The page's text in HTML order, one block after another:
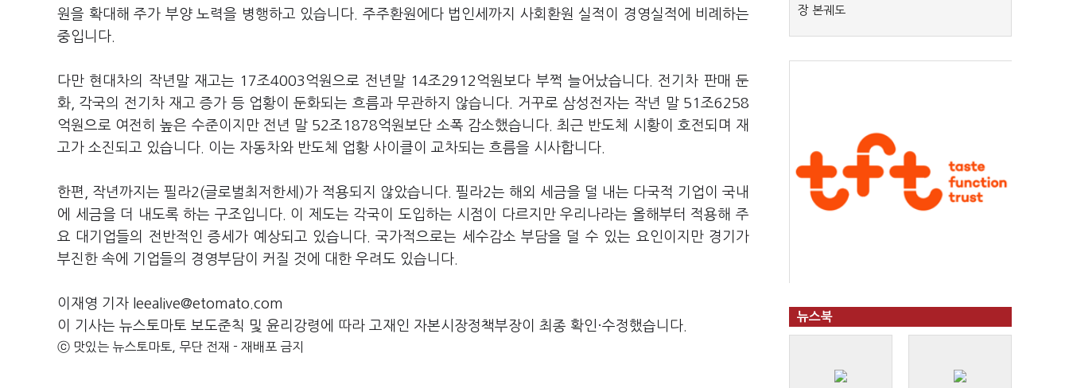
원을 확대해 주가 부양 노력을 병행하고 있습니다. 주주환원에다 법인세까지 사회환원 실적이 경영실적에 비례하는
중입니다.
다만 현대차의 작년말 재고는 17조4003억원으로 전년말 14조2912억원보다 부쩍 늘어났습니다. 전기차 판매 둔
화, 각국의 전기차 재고 증가 등 업황이 둔화되는 흐름과 무관하지 않습니다. 거꾸로 삼성전자는 작년 말 51조6258
억원으로 여전히 높은 수준이지만 전년 말 52조1878억원보단 소폭 감소했습니다. 최근 반도체 시황이 호전되며 재
고가 소진되고 있습니다. 이는 자동차와 반도체 업황 사이클이 교차되는 흐름을 시사합니다.
한편, 작년까지는 필라2(글로벌최저한세)가 적용되지 않았습니다. 필라2는 해외 세금을 덜 내는 다국적 기업이 국내
에 세금을 더 내도록 하는 구조입니다. 이 제도는 각국이 도입하는 시점이 다르지만 우리나라는 올해부터 적용해 주
요 대기업들의 전반적인 증세가 예상되고 있습니다. 국가적으로는 세수감소 부담을 덜 수 있는 요인이지만 경기가
부진한 속에 기업들의 경영부담이 커질 것에 대한 우려도 있습니다.
이재영 기자 leealive@etomato.com
이 기사는 뉴스토마토 보도준칙 및 윤리강령에 따라 고재인 자본시장정책부장이 최종 확인·수정했습니다.
ⓒ 맛있는 뉴스토마토, 무단 전재 - 재배포 금지
장 본궤도
뉴스북